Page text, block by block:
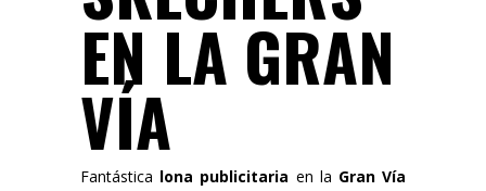
EN LA GRAN
VÍA
Fantástica lona publicitaria en la Gran Vía